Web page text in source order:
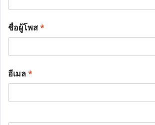
ชื่อผู้โพส*
อีเมล*